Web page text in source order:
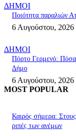
ΔΗΜΟΙ
Ποιότητα παραλιών
6 Αυγούστου, 2026
ΔΗΜΟΙ
Πόρτο Γερμενό: Πόσα
Δήμο
6 Αυγούστου, 2026
MOST POPULAR
Καιρός σήμερα:
ριπές των ανέμων